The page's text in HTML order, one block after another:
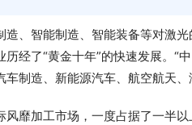
、智能制造、智能装备等对激
经了“黄金十年”的快速发展。“
制造、新能源汽车、航空航天
风靡加工市场，一度占据了一半